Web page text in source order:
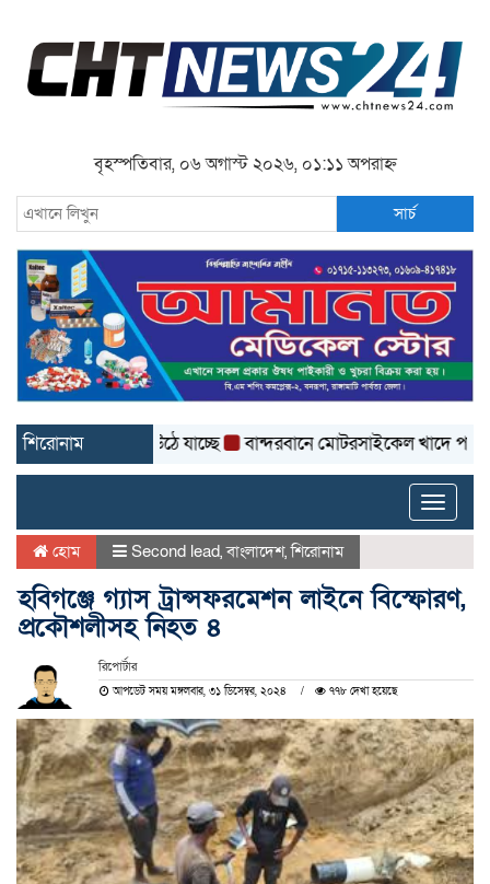
বৃহস্পতিবার, ০৬ অগাস্ট ২০২৬, ০১:১১ অপরাহ্ন
সার্চ
শিরোনাম
কার্পেটিং উঠে যাচ্ছে বান্দরবানে মোটরসাইকেল খাদে পড়ে প্রাণ
Toggle
হোম Second lead,বাংলাদেশ,শিরোনাম
হবিগঞ্জে গ্যাস ট্রান্সফরমেশন লাইনে বিস্ফোরণ,
প্রকৌশলীসহ নিহত ৪
রিপোর্টার
আপডেট সময় মঙ্গলবার, ৩১ ডিসেম্বর, ২০২৪ ৭৭৮ দেখা হয়েছে